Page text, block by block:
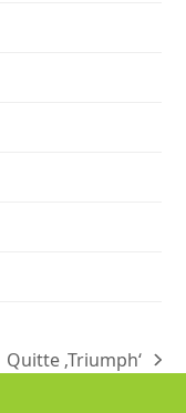
Nächster
Quitte ‚Triumph‘